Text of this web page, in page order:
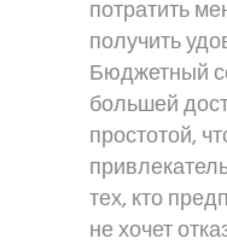
потратить
получить
Бюджетный
большей
простотой,
тех, кто
не хочет